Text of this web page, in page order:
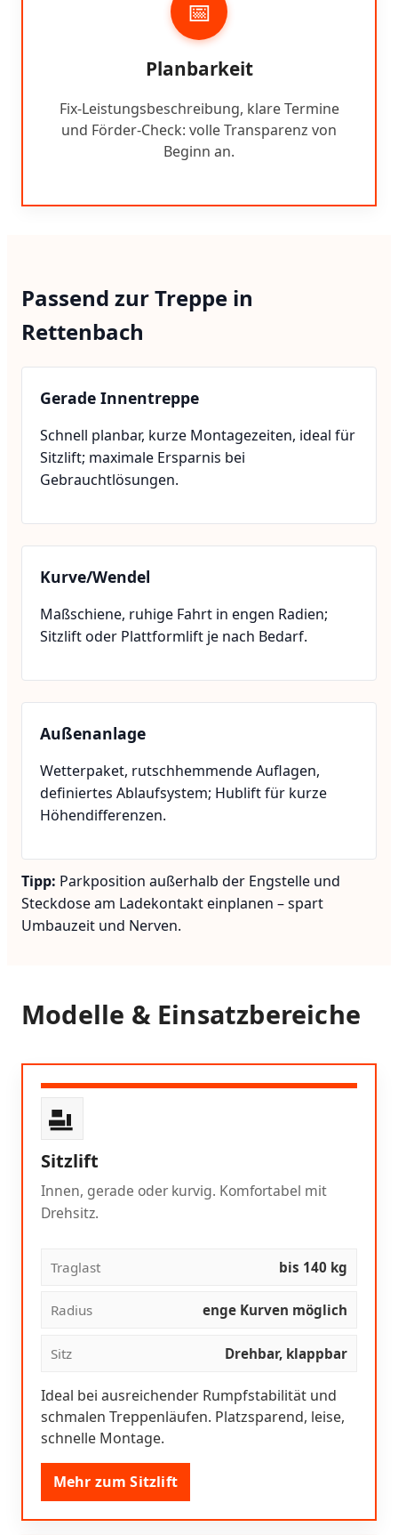
📅
Planbarkeit
Fix-Leistungsbeschreibung, klare Termine
und Förder-Check: volle Transparenz von
Beginn an.
Passend zur Treppe in
Rettenbach
Gerade Innentreppe
Schnell planbar, kurze Montagezeiten, ideal für
Sitzlift; maximale Ersparnis bei
Gebrauchtlösungen.
Kurve/Wendel
Maßschiene, ruhige Fahrt in engen Radien;
Sitzlift oder Plattformlift je nach Bedarf.
Außenanlage
Wetterpaket, rutschhemmende Auflagen,
definiertes Ablaufsystem; Hublift für kurze
Höhendifferenzen.
Tipp: Parkposition außerhalb der Engstelle und
Steckdose am Ladekontakt einplanen – spart
Umbauzeit und Nerven.
Modelle & Einsatzbereiche
Sitzlift
Innen, gerade oder kurvig. Komfortabel mit
Drehsitz.
Traglast bis 140 kg
Radius enge Kurven möglich
Sitz Drehbar, klappbar
Ideal bei ausreichender Rumpfstabilität und
schmalen Treppenläufen. Platzsparend, leise,
schnelle Montage.
Mehr zum Sitzlift